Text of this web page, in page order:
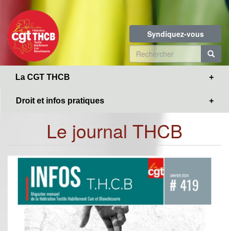
contenu
principal
Syndiquez-vous
Formulaire
de
La CGT THCB
Droit et infos pratiques
Le journal THCB